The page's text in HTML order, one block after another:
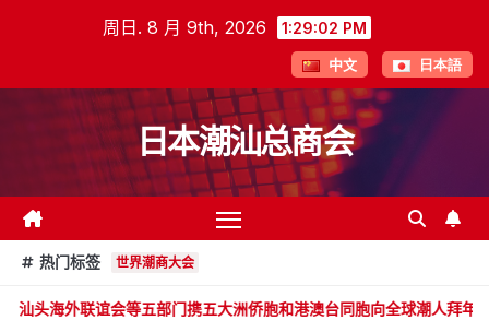
周日. 8 月 9th, 2026 1:29:03 PM
中文 日本語
日本潮汕总商会
热门标签 世界潮商大会
等五部门携五大洲侨胞和港澳台同胞向全球潮人拜年！ 郑旭